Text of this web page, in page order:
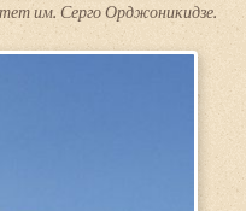
им. Серго Орджоникидзе.